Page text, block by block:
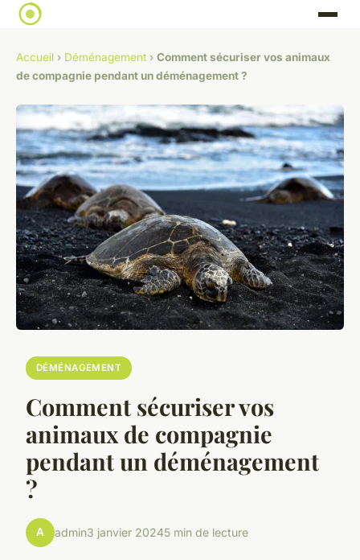
Accueil › Déménagement › Comment sécuriser vos animaux
de compagnie pendant un déménagement ?
DÉMÉNAGEMENT
Comment sécuriser vos
animaux de compagnie
pendant un déménagement
?
A admin3 janvier 20245 min de lecture